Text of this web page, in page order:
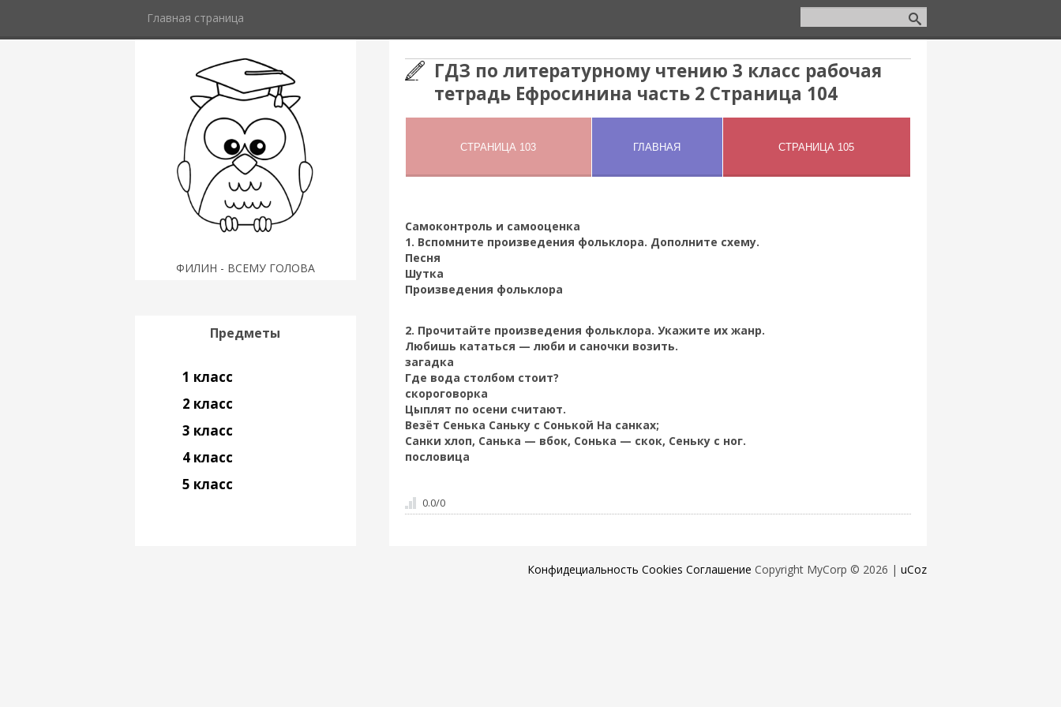
Главная страница
ФИЛИН - ВСЕМУ ГОЛОВА
ГДЗ по литературному чтению 3 класс рабочая
тетрадь Ефросинина часть 2 Страница 104
Самоконтроль и самооценка
1. Вспомните произведения фольклора. Дополните схему.
Песня
Шутка
Произведения фольклора
2. Прочитайте произведения фольклора. Укажите их жанр.
Любишь кататься — люби и саночки возить.
загадка
Где вода столбом стоит?
скороговорка
Цыплят по осени считают.
Везёт Сенька Саньку с Сонькой На санках;
Санки хлоп, Санька — вбок, Сонька — скок, Сеньку с ног.
пословица
0.0/0
Предметы
1 класс
2 класс
3 класс
4 класс
5 класс
Конфидециальность Cookies Соглашение Copyright MyCorp © 2026 | uCoz